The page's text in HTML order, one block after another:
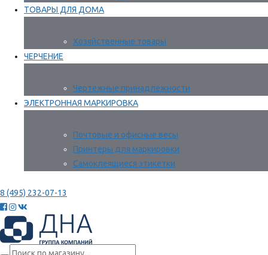
ТОВАРЫ ДЛЯ ДОМА
Хозяйственные товары
ЧЕРЧЕНИЕ
Чертежные принадлежности
ЭЛЕКТРОННАЯ МАРКИРОВКА
Почтовые и офисные весы
Принтеры для маркировки
Самоклеящиеся этикетки
8 (495) 232-07-13